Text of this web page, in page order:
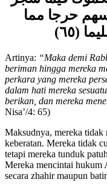
فيما شجر
حرجا مما
(٦٥)
Artinya: “Maka demi
beriman hingga mereka
perkara yang mereka
dalam hati mereka
berikan, dan mereka
Maksudnya, mereka tidak
keberatan. Mereka tidak
tetapi mereka tunduk
Mereka mencintai hukum